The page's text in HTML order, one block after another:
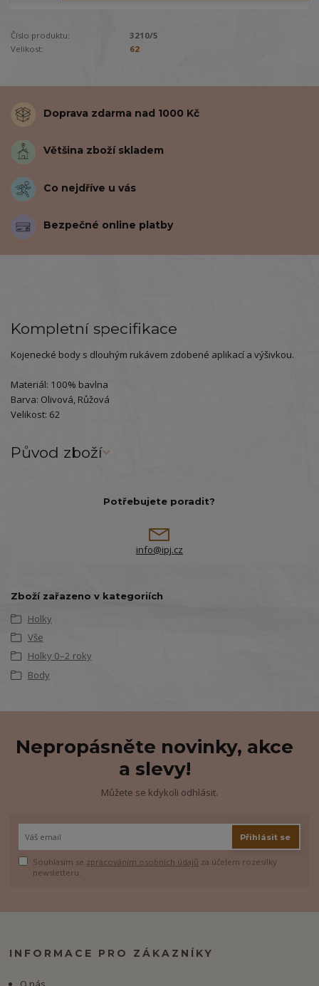
Číslo produktu:
3210/5
Velikost:
62
Doprava zdarma nad 1000 Kč
Většina zboží skladem
Co nejdříve u vás
Bezpečné online platby
Kompletní specifikace
Kojenecké body s dlouhým rukávem zdobené aplikací a výšivkou.
Materiál: 100% bavlna
Barva: Olivová, Růžová
Velikost: 62
Původ zboží
Potřebujete poradit?
info@ipj.cz
Zboží zařazeno v kategoriích
Holky
Vše
Holky 0–2 roky
Body
Nepropásněte novinky, akce
a slevy!
Můžete se kdykoli odhlásit.
Přihlásit se
Souhlasím se zpracováním osobních údajů za účelem rozesílky
newsletteru.
INFORMACE PRO ZÁKAZNÍKY